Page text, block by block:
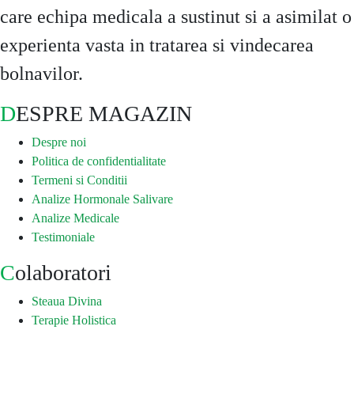
care echipa medicala a sustinut si a asimilat o
experienta vasta in tratarea si vindecarea
bolnavilor.
DESPRE MAGAZIN
Despre noi
Politica de confidentialitate
Termeni si Conditii
Analize Hormonale Salivare
Analize Medicale
Testimoniale
Colaboratori
Steaua Divina
Terapie Holistica